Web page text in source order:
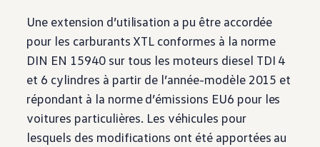
Une extension d’utilisation a pu être accordée
pour les carburants XTL conformes à la norme
DIN EN 15940 sur tous les moteurs diesel TDI 4
et 6 cylindres à partir de l’année-modèle 2015 et
répondant à la norme d’émissions EU6 pour les
voitures particulières. Les véhicules pour
lesquels des modifications ont été apportées au